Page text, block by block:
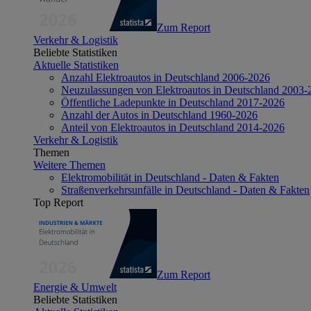
Zum Report
Verkehr & Logistik
Beliebte Statistiken
Aktuelle Statistiken
Anzahl Elektroautos in Deutschland 2006-2026
Neuzulassungen von Elektroautos in Deutschland 2003-
Öffentliche Ladepunkte in Deutschland 2017-2026
Anzahl der Autos in Deutschland 1960-2026
Anteil von Elektroautos in Deutschland 2014-2026
Verkehr & Logistik
Themen
Weitere Themen
Elektromobilität in Deutschland - Daten & Fakten
Straßenverkehrsunfälle in Deutschland - Daten & Fakten
Top Report
Zum Report
Energie & Umwelt
Beliebte Statistiken